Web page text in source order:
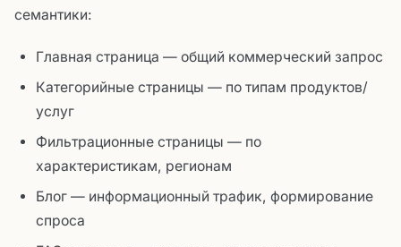
семантики:
Главная страница — общий коммерческий запрос
Категорийные страницы — по типам продуктов/
услуг
Фильтрационные страницы — по
характеристикам, регионам
Блог — информационный трафик, формирование
спроса